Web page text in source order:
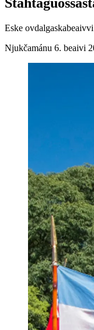
Eske
Njukčamánu 6. beaivi